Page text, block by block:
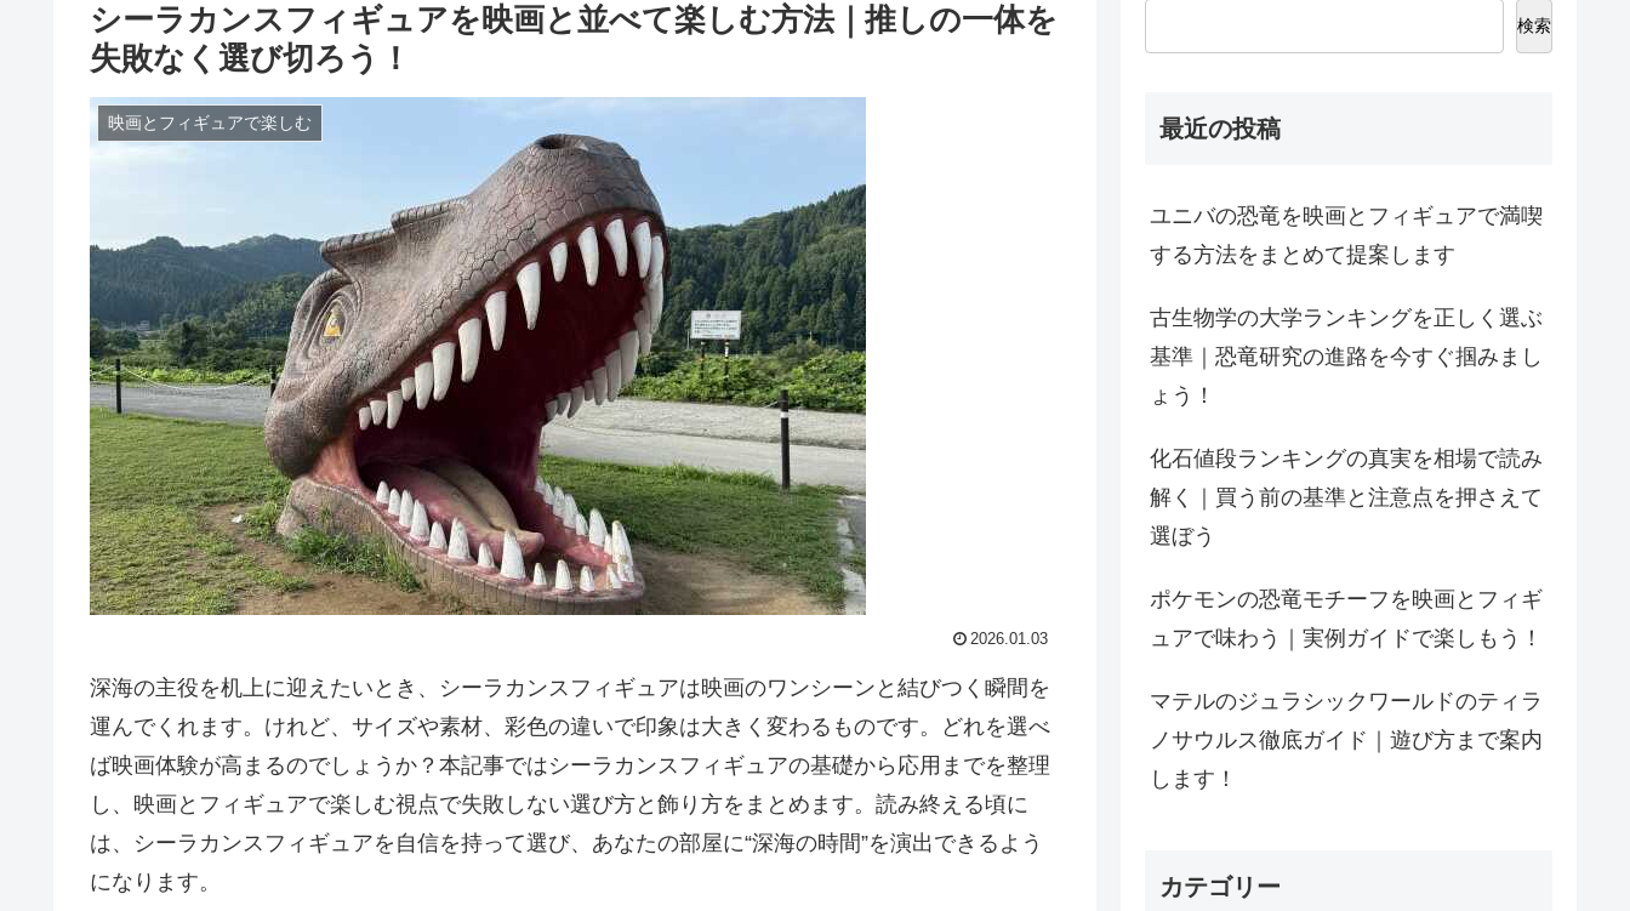
シーラカンスフィギュアを映画と並べて楽しむ方法｜推しの一体を
失敗なく選び切ろう！
映画とフィギュアで楽しむ
2026.01.03
深海の主役を机上に迎えたいとき、シーラカンスフィギュアは映画のワンシーンと結びつく瞬間を
運んでくれます。けれど、サイズや素材、彩色の違いで印象は大きく変わるものです。どれを選べ
ば映画体験が高まるのでしょうか？本記事ではシーラカンスフィギュアの基礎から応用までを整理
し、映画とフィギュアで楽しむ視点で失敗しない選び方と飾り方をまとめます。読み終える頃に
は、シーラカンスフィギュアを自信を持って選び、あなたの部屋に“深海の時間”を演出できるよう
になります。
検索
最近の投稿
ユニバの恐竜を映画とフィギュアで満喫
する方法をまとめて提案します
古生物学の大学ランキングを正しく選ぶ
基準｜恐竜研究の進路を今すぐ掴みまし
ょう！
化石値段ランキングの真実を相場で読み
解く｜買う前の基準と注意点を押さえて
選ぼう
ポケモンの恐竜モチーフを映画とフィギ
ュアで味わう｜実例ガイドで楽しもう！
マテルのジュラシックワールドのティラ
ノサウルス徹底ガイド｜遊び方まで案内
します！
カテゴリー